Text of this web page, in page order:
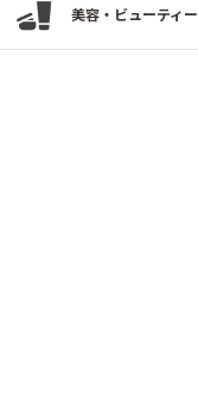
美容・ビューティー